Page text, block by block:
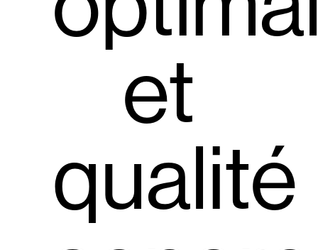
et
qualité